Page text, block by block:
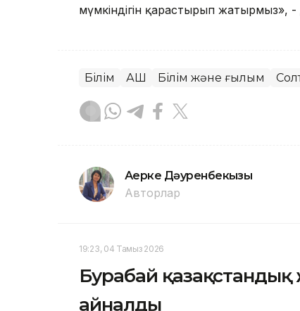
мүмкіндігін қарастырып жатырмыз»,
Білім АҚШ Білім және ғылым
Ақерке Дәуренбекқызы
Авторлар
19:23, 04 Тамыз 2026
Бурабай
айналды